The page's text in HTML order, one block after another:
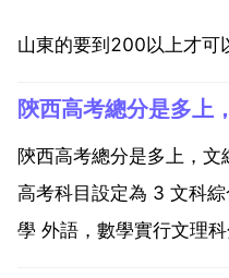
山東的要到200以上才可
陝西高考總分是多上，文
高考科目設定為 3 文科
學 外語，數學實行文理